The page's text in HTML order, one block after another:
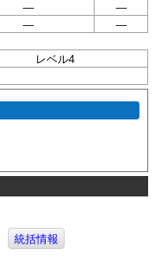
—
—
— —
レベル4
統括情報